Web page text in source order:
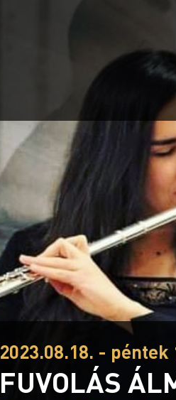
2023.08.18. - péntek
FUVOLÁS